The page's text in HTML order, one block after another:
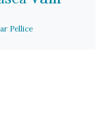
Pellice